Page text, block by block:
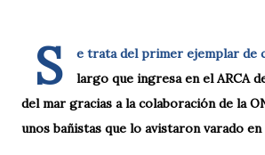
S
e trata del primer ejemplar de
largo que ingresa en el ARCA
del mar gracias a la colaboración de la
unos bañistas que lo avistaron varado